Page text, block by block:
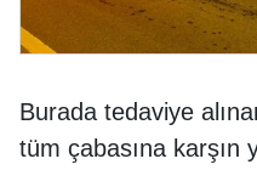
Burada tedaviye
tüm çabasına karşın